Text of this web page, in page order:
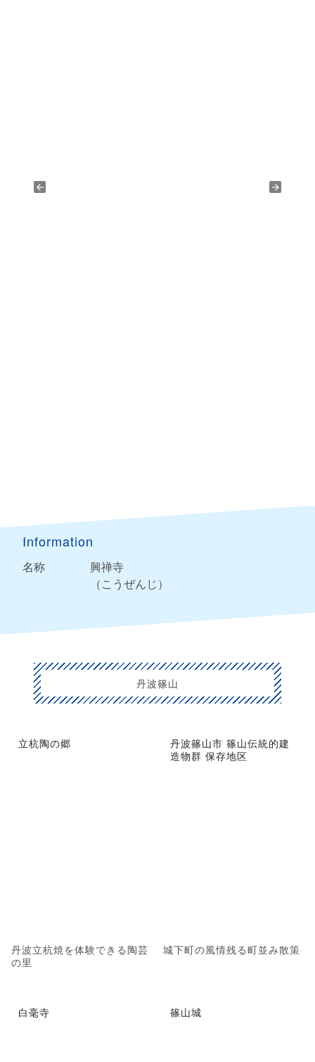
Information
名称
興禅寺
（こうぜんじ）
丹波篠山
立杭陶の郷
丹波立杭焼を体験できる陶芸
の里
丹波篠山市 篠山伝統的建
造物群 保存地区
城下町の風情残る町並み散策
白毫寺 篠山城